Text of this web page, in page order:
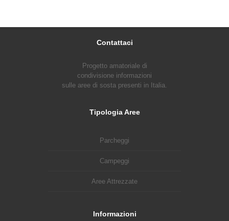
Contattaci
Progetto amatoriale di
condivisione informazioni
sulle aree di sosta presenti in Italia.
Tipologia Aree
Parcheggi
Campeggi
Aree Attrezzate
Informazioni